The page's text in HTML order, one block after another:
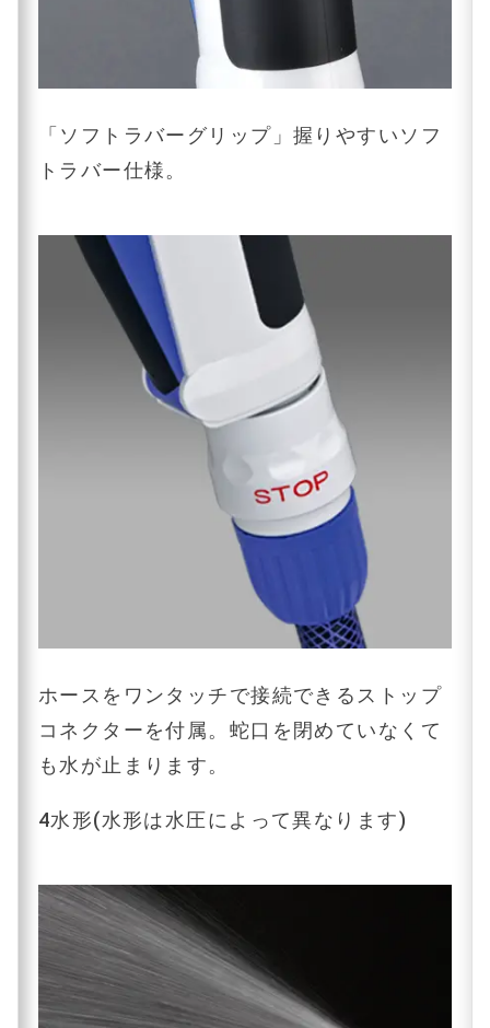
「ソフトラバーグリップ」握りやすいソフ
トラバー仕様。
ホースをワンタッチで接続できるストップ
コネクターを付属。蛇口を閉めていなくて
も水が止まります。
4水形(水形は水圧によって異なります)